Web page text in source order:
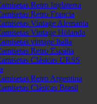
Retro Inglaterra
Retro Francia
Vintage Alemania
Vintage Holanda
vintage Italia
Retro España
Clásicas URSS
Retro Argentina
Clásicas Brasil